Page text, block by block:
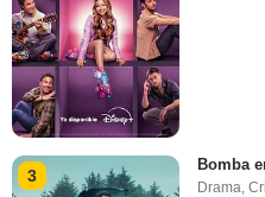
3
Bomba
Drama,